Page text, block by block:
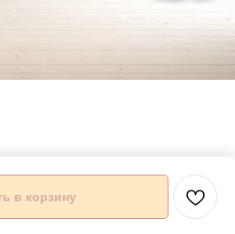
в корзину
по телефону указанному на сайте